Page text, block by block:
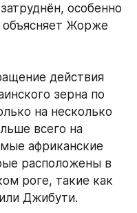
особенно
Жорже
действия
зерна по
на несколько
всего на
африканские
расположены в
роге, такие как
Джибути.